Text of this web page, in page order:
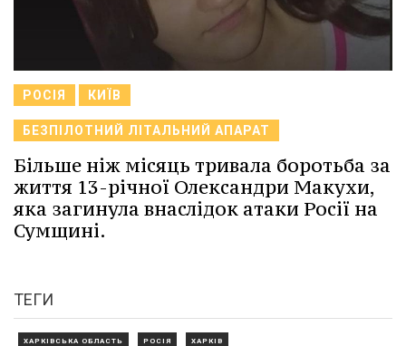
РОСІЯ КИЇВ
БЕЗПІЛОТНИЙ ЛІТАЛЬНИЙ АПАРАТ
Більше ніж місяць тривала боротьба за
життя 13-річної Олександри Макухи,
яка загинула внаслідок атаки Росії на
Сумщині.
ТЕГИ
ХАРКІВСЬКА ОБЛАСТЬ РОСІЯ ХАРКІВ